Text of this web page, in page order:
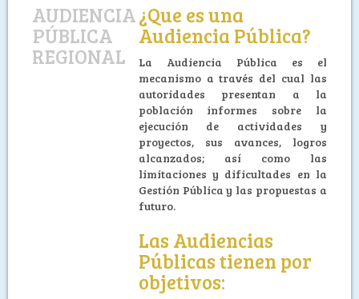
AUDIENCIA
PÚBLICA
REGIONAL
¿Que es una
Audiencia Pública?
La Audiencia Pública es el
mecanismo a través del cual las
autoridades presentan a la
población informes sobre la
ejecución de actividades y
proyectos, sus avances, logros
alcanzados; así como las
limitaciones y dificultades en la
Gestión Pública y las propuestas a
futuro.
Las Audiencias
Públicas tienen por
objetivos: